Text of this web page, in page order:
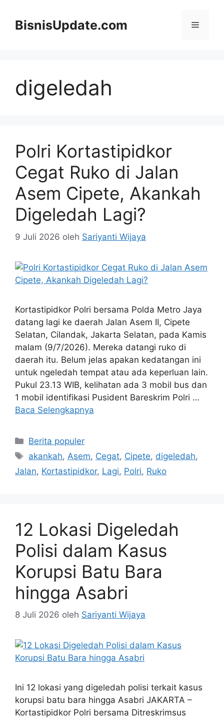
BisnisUpdate.com Menu
digeledah
Polri Kortastipidkor
Cegat Ruko di Jalan
Asem Cipete, Akankah
Digeledah Lagi?
9 Juli 2026 oleh Sariyanti Wijaya
Kortastipidkor Polri bersama Polda Metro Jaya
datang lagi ke daerah Jalan Asem II, Cipete
Selatan, Cilandak, Jakarta Selatan, pada Kamis
malam (9/7/2026). Mereka datangi ruko di
daerah itu. Belum jelas apakan kedatangan ini
untuk ngeledah tempat atau ada keperluan lain.
Pukul 23.13 WIB, kelihatan ada 3 mobil bus dan
1 mobil identifikasi Pusident Bareskrim Polri …
Baca Selengkapnya
Kategori
Berita populer
Tag
akankah, Asem, Cegat, Cipete, digeledah,
Jalan, Kortastipidkor, Lagi, Polri, Ruko
12 Lokasi Digeledah
Polisi dalam Kasus
Korupsi Batu Bara
hingga Asabri
8 Juli 2026 oleh Sariyanti Wijaya
Ini 12 lokasi yang digeledah polisi terkait kasus
korupsi batu bara hingga Asabri JAKARTA –
Kortastipidkor Polri bersama Ditreskrimsus